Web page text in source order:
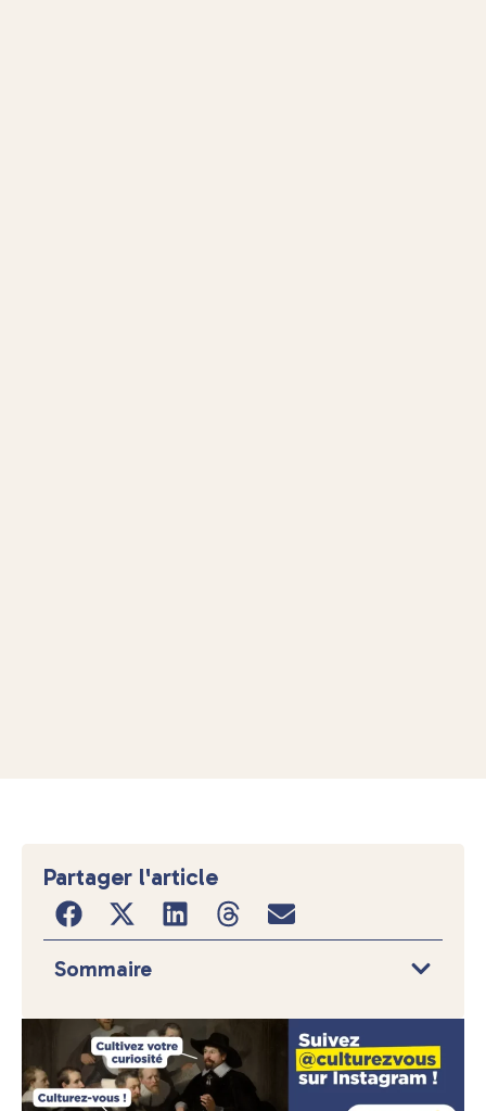
Partager l'article
Sommaire